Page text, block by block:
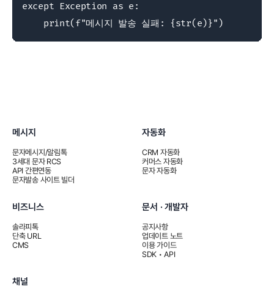
except Exception as e:
    print(f"메시지 발송 실패: {str(e)}")
메시지
문자메시지/알림톡
3세대 문자 RCS
API 간편연동
문자발송 사이트 빌더
자동화
CRM 자동화
커머스 자동화
문자 자동화
비즈니스
솔라피톡
단축 URL
CMS
문서 · 개발자
공지사항
업데이트 노트
이용 가이드
SDK • API
채널